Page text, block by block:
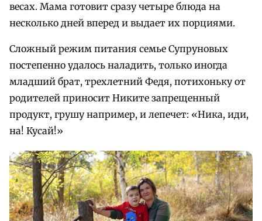
весах. Мама готовит сразу четыре блюда на
несколько дней вперед и выдает их порциями.
Сложный режим питания семье Супруновых
постепенно удалось наладить, только иногда
младший брат, трехлетний Федя, потихоньку от
родителей приносит Никите запрещенный
продукт, грушу например, и лепечет: «Ника, иди,
на! Кусай!»